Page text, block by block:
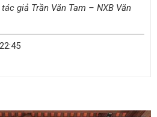
giả Trần Văn Tam – NXB Văn